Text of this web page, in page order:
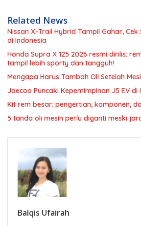
Related News
Nissan X-Trail Hybrid Tampil Gahar,
di Indonesia
Honda Supra X 125 2026 resmi dirilis:
tampil lebih sporty dan tangguh!
Mengapa Harus Tambah Oli Setelah
Jaecoo Puncaki Kepemimpinan J5 EV di
Kit rem besar: pengertian, komponen,
5 tanda oli mesin perlu diganti meski
Balqis Ufairah